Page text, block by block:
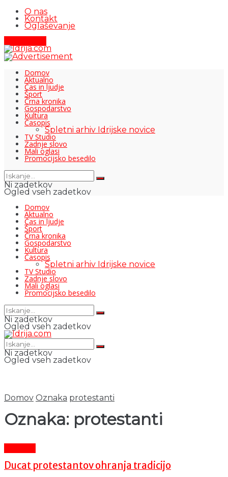
O nas
Kontakt
Oglaševanje
Domov
Aktualno
Čas in ljudje
Šport
Črna kronika
Gospodarstvo
Kultura
Časopis
Spletni arhiv Idrijske novice
TV Studio
Zadnje slovo
Mali oglasi
Promocijsko besedilo
Ni zadetkov
Ogled vseh zadetkov
Domov
Aktualno
Čas in ljudje
Šport
Črna kronika
Gospodarstvo
Kultura
Časopis
Spletni arhiv Idrijske novice
TV Studio
Zadnje slovo
Mali oglasi
Promocijsko besedilo
Ni zadetkov
Ogled vseh zadetkov
Ni zadetkov
Ogled vseh zadetkov
Domov Oznaka protestanti
Oznaka: protestanti
Ducat protestantov ohranja tradicijo